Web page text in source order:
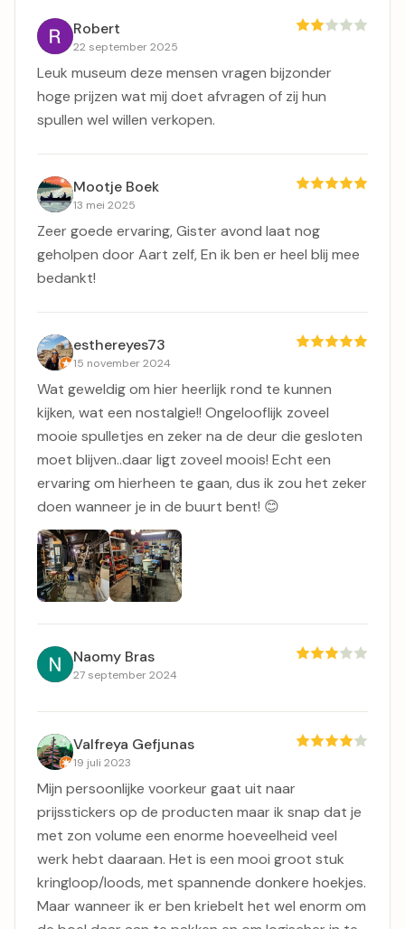
Robert
22 september 2025
Leuk museum deze mensen vragen bijzonder
hoge prijzen wat mij doet afvragen of zij hun
spullen wel willen verkopen.
Mootje Boek
13 mei 2025
Zeer goede ervaring, Gister avond laat nog
geholpen door Aart zelf, En ik ben er heel blij mee
bedankt!
esthereyes73
15 november 2024
Wat geweldig om hier heerlijk rond te kunnen
kijken, wat een nostalgie!! Ongelooflijk zoveel
mooie spulletjes en zeker na de deur die gesloten
moet blijven..daar ligt zoveel moois! Echt een
ervaring om hierheen te gaan, dus ik zou het zeker
doen wanneer je in de buurt bent! 😊
Naomy Bras
27 september 2024
Valfreya Gefjunas
19 juli 2023
Mijn persoonlijke voorkeur gaat uit naar
prijsstickers op de producten maar ik snap dat je
met zon volume een enorme hoeveelheid veel
werk hebt daaraan. Het is een mooi groot stuk
kringloop/loods, met spannende donkere hoekjes.
Maar wanneer ik er ben kriebelt het wel enorm om